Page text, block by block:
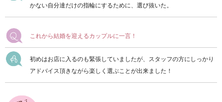
かない自分達だけの指輪にするために、選び抜いた。
これから結婚を迎えるカップルに一言！
初めはお店に入るのも緊張していましたが、スタッフの方にしっかり
アドバイス頂きながら楽しく選ぶことが出来ました！